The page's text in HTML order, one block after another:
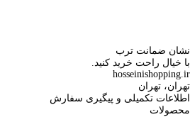
نشان ضمانت ترب
با خیال راحت خرید کنید.
hosseinishopping.ir
تهران، تهران
اطلاعات تکمیلی و پیگیری سفارش
محصولات